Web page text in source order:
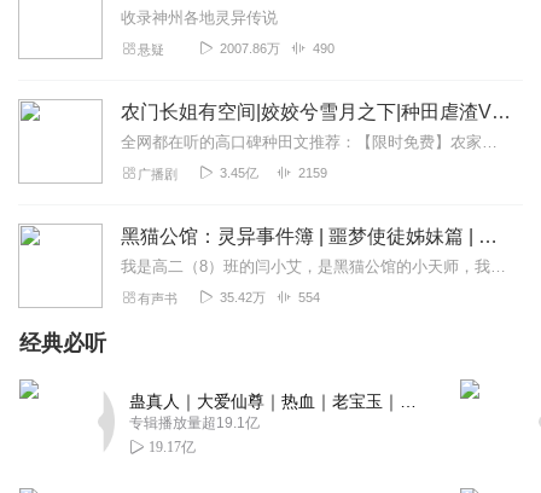
2023-02-04
这本书为啥不更了啊😡😡
2023-05-23 0
后续呢？听上瘾了，快更快更
2022-07-24 0
A胶多不粘话多不甜
2022-06-22
阳光灿烂_trv
收录神州各地灵异传说
悬疑 2007.86万 490
农门长姐有空间|姣姣兮雪月之下|种田虐渣VIP免费
全网都在听的高口碑种田文推荐：【限时免费】农家小福女|姣姣兮郁雨竹|全网最快寒门大俗人|姣姣兮杜骁|萌宝女强古言爽文魏晋干饭人未删减全网最快|农家小福...
广播剧 3.45亿 2159
黑猫公馆：灵异事件簿 | 噩梦使徒姊妹篇 | 悬疑爱情 |多人有声剧
我是高二（8）班的闫小艾，是黑猫公馆的小天师，我的老板是只猫，傲娇的猫，我的同伴是个天才天师，黑猫公馆专门接灵异客户，解决问题。我有三个闺蜜，一起成绩垫底，高二...
有声书 35.42万 554
经典必听
专辑播放量超19.1亿
19.17亿